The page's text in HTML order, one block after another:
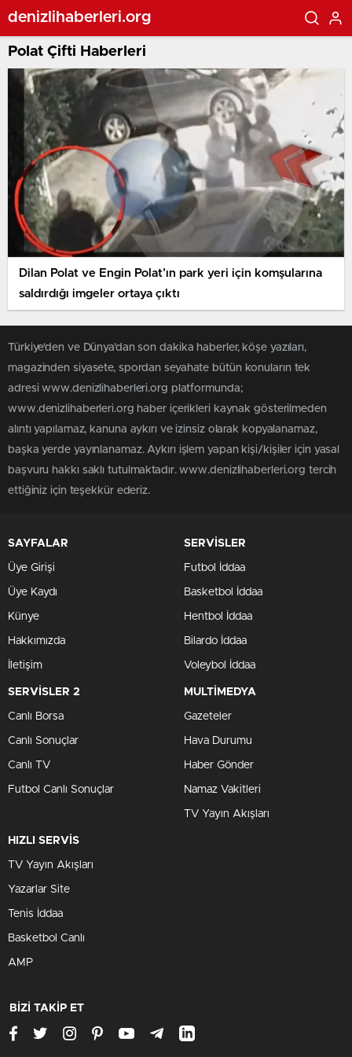
denizlihaberleri.org
Polat Çifti Haberleri
Dilan Polat ve Engin Polat’ın park yeri için komşularına
saldırdığı imgeler ortaya çıktı
Türkiye'den ve Dünya’dan son dakika haberler, köşe yazıları,
magazinden siyasete, spordan seyahate bütün konuların tek
adresi www.denizlihaberleri.org platformunda;
www.denizlihaberleri.org haber içerikleri kaynak gösterilmeden
alıntı yapılamaz, kanuna aykırı ve izinsiz olarak kopyalanamaz,
başka yerde yayınlanamaz. Aykırı işlem yapan kişi/kişiler için yasal
başvuru hakkı saklı tutulmaktadır. www.denizlihaberleri.org tercih
ettiğiniz için teşekkür ederiz.
SAYFALAR
Üye Girişi
Üye Kaydı
Künye
Hakkımızda
İletişim
SERVİSLER
Futbol İddaa
Basketbol İddaa
Hentbol İddaa
Bilardo İddaa
Voleybol İddaa
SERVİSLER 2
Canlı Borsa
Canlı Sonuçlar
Canlı TV
Futbol Canlı Sonuçlar
MULTİMEDYA
Gazeteler
Hava Durumu
Haber Gönder
Namaz Vakitleri
TV Yayın Akışları
HIZLI SERVİS
TV Yayın Akışları
Yazarlar Site
Tenis İddaa
Basketbol Canlı
AMP
BİZİ TAKİP ET